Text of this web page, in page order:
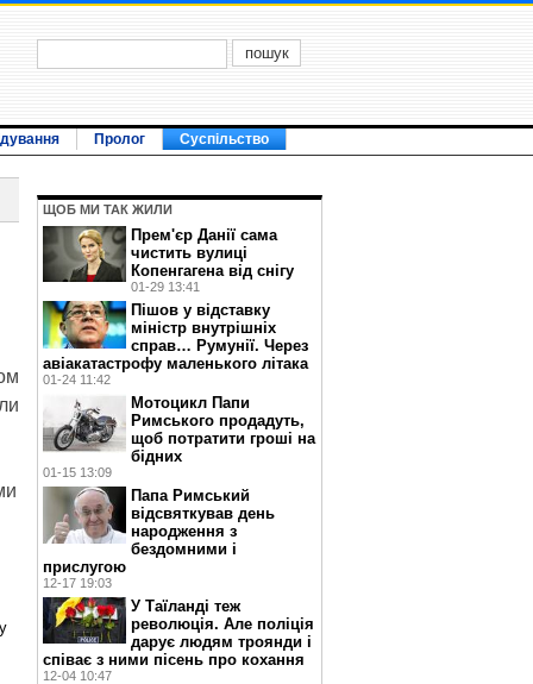
Пролог Суспільство
ЩОБ МИ ТАК ЖИЛИ
Прем'єр Данії сама
чистить вулиці
Копенгагена від снігу
01-29 13:41
Пішов у відставку
міністр внутрішніх
справ… Румунії. Через
авіакатастрофу маленького літака
01-24 11:42
Мотоцикл Папи
Римського продадуть,
щоб потратити гроші на
бідних
01-15 13:09
Папа Римський
відсвяткував день
народження з
бездомними і
прислугою
12-17 19:03
У Таїланді теж
революція. Але поліція
дарує людям троянди і
співає з ними пісень про кохання
12-04 10:47